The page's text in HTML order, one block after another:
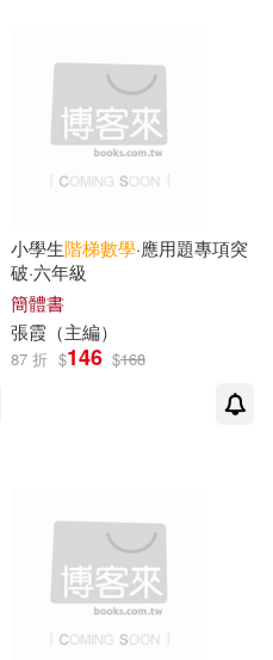
小學生階梯數學·應用題專項突
破·六年級
簡體書
張霞（主編）
87 折 $146 $168